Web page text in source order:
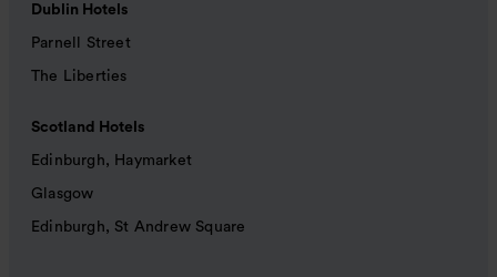
Dublin Hotels
Parnell Street
The Liberties
Scotland Hotels
Edinburgh, Haymarket
Glasgow
Edinburgh, St Andrew Square